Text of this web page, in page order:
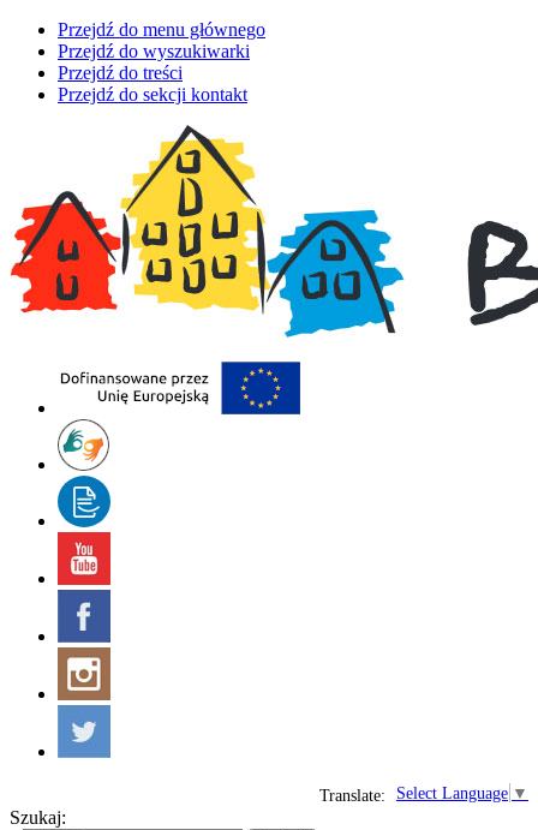
Przejdź do menu głównego
Przejdź do wyszukiwarki
Przejdź do treści
Przejdź do sekcji kontakt
Select Language ▼
Translate:
Szukaj: